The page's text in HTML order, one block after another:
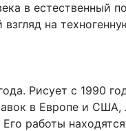
в естественный
на
Рисует с 1990
в Европе и США,
работы